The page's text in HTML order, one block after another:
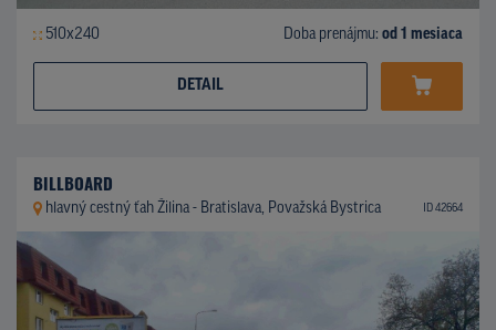
510x240 Doba prenájmu: od 1 mesiaca
DETAIL
BILLBOARD
hlavný cestný ťah Žilina - Bratislava, Považská Bystrica ID 42664